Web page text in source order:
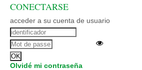
CONECTARSE
acceder a su cuenta de usuario
Olvidé mi contraseña